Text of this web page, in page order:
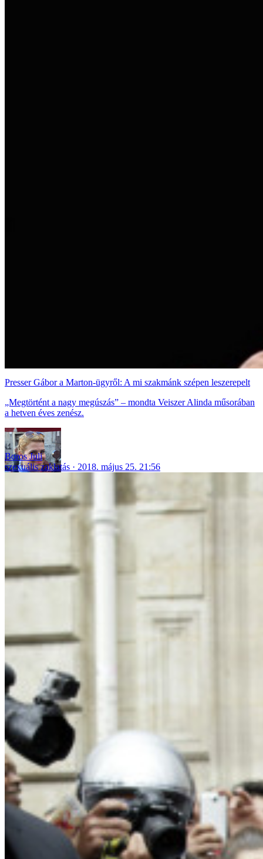
Presser Gábor a Marton-ügyről: A mi szakmánk szépen leszerepelt
„Megtörtént a nagy megúszás” – mondta Veiszer Alinda műsorában
a hetven éves zenész.
Boros Juli
szexuális zaklatás
2018. május 25. 21:56